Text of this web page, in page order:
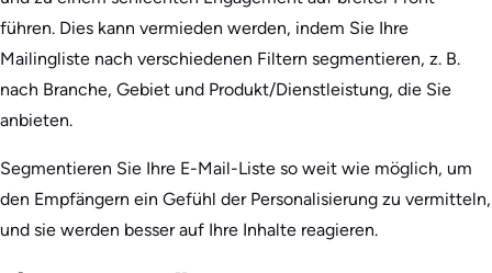
führen. Dies kann vermieden werden, indem Sie Ihre
Mailingliste nach verschiedenen Filtern segmentieren, z. B.
nach Branche, Gebiet und Produkt/Dienstleistung, die Sie
anbieten.
Segmentieren Sie Ihre E-Mail-Liste so weit wie möglich, um
den Empfängern ein Gefühl der Personalisierung zu vermitteln,
und sie werden besser auf Ihre Inhalte reagieren.